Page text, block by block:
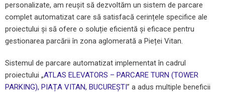
personalizate, am reușit să dezvoltăm un sistem de parcare
complet automatizat care să satisfacă cerințele specifice ale
proiectului și să ofere o soluție eficientă și eficace pentru
gestionarea parcării în zona aglomerată a Pieței Vitan.
Sistemul de parcare automatizat implementat în cadrul
proiectului „ATLAS ELEVATORS – PARCARE TURN (TOWER
PARKING), PIAȚA VITAN, BUCUREȘTI” a adus multiple beneficii